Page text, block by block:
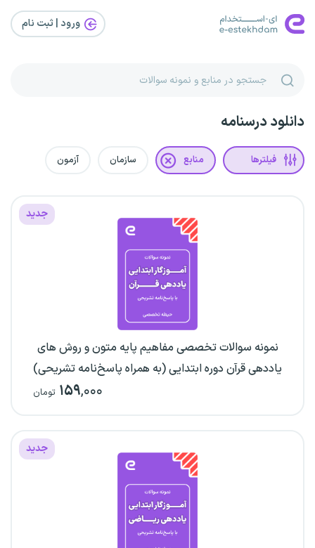
ورود | ثبت‌ نام
دانلود درسنامه
فیلترها منابع سازمان آزمون
جدید
نمونه سوالات تخصصی مفاهیم پایه متون و روش های
یاددهی قرآن دوره ابتدایی (به همراه پاسخ‌نامه تشریحی)
۱۵۹,۰۰۰ تومان
جدید